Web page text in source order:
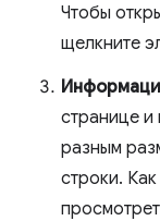
Чтобы
щелкните
странице и
разным
строки.